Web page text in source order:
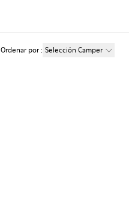
Ordenar por: Selección Camper